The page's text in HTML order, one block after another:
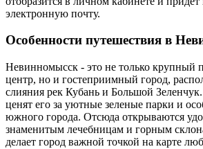
электронную почту.
Особенности путешествия в
Невинномысск - это не только
центр, но и гостеприимный город,
слияния рек Кубань и Большой
ценят его за уютные зеленые парки и
южного города. Отсюда открываются
знаменитым лечебницам и горным
делает город важной точкой на карте